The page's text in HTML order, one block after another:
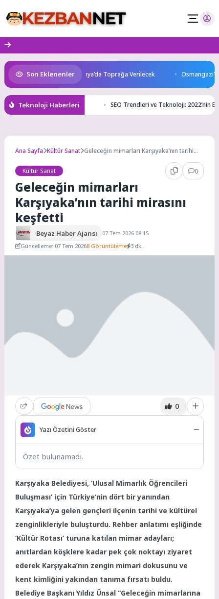
to
content
Son Eklenenler
Kaybetti: Kuzey Makedonya’da Toprağa Verilecek Osmangazi’de
Teknoloji Haberleri SEO Trendleri ve Teknoloji: 2022’nin
Ana Sayfa Kültür Sanat Geleceğin mimarları Karşıyaka’nın tarihi
Kültür Sanat
0
Geleceğin mimarları
Karşıyaka’nın tarihi mirasını
keşfetti
Beyaz Haber Ajansı
07 Tem 2026 08:15
Güncelleme: 07 Tem 20268 Görüntüleme 3 dk.
0
Yazı Özetini Göster
Özet bulunamadı.
Karşıyaka Belediyesi, ‘Ulusal Mimarlık Öğrencileri
Buluşması’ için Türkiye’nin dört bir yanından
Karşıyaka’ya gelen gençleri ilçenin tarihi ve kültürel
zenginlikleriyle buluşturdu. Rehber anlatımı eşliğinde
‘Kültür Rotası’ turuna katılan mimar adayları;
anıtlardan köşklere kadar pek çok noktayı ziyaret
ederek Karşıyaka’nın zengin mimari dokusunu ve
kent kimliğini yakından tanıma fırsatı buldu.
Belediye Başkanı Yıldız Ünsal “Geleceğin mimarlarına